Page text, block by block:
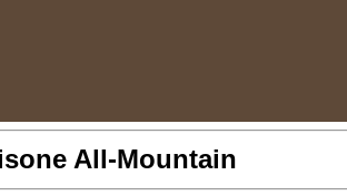
All-Mountain